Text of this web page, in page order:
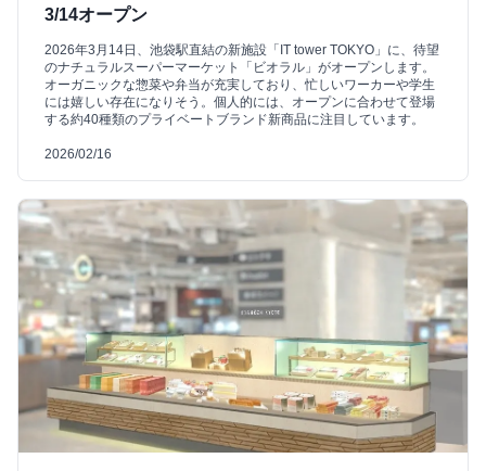
3/14オープン
2026年3月14日、池袋駅直結の新施設「IT tower TOKYO」に、待望
のナチュラルスーパーマーケット「ビオラル」がオープンします。
オーガニックな惣菜や弁当が充実しており、忙しいワーカーや学生
には嬉しい存在になりそう。個人的には、オープンに合わせて登場
する約40種類のプライベートブランド新商品に注目しています。
2026/02/16